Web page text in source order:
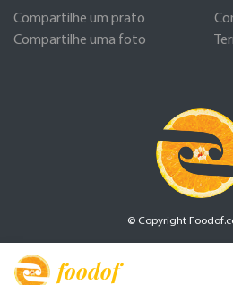
foodof
Compartilhe um prato
Compartilhe uma foto
© Copyright